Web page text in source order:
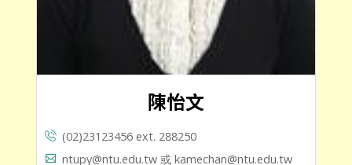
陳怡文
(02)23123456 ext. 288250
ntupy@ntu.edu.tw 或 kamechan@ntu.edu.tw